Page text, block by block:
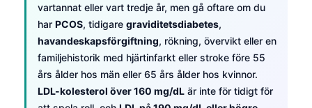
vartannat eller vart tredje år, men gå oftare om du
har PCOS, tidigare graviditetsdiabetes,
havandeskapsförgiftning, rökning, övervikt eller en
familjehistorik med hjärtinfarkt eller stroke före 55
års ålder hos män eller 65 års ålder hos kvinnor.
LDL-kolesterol över 160 mg/dL är inte för tidigt för